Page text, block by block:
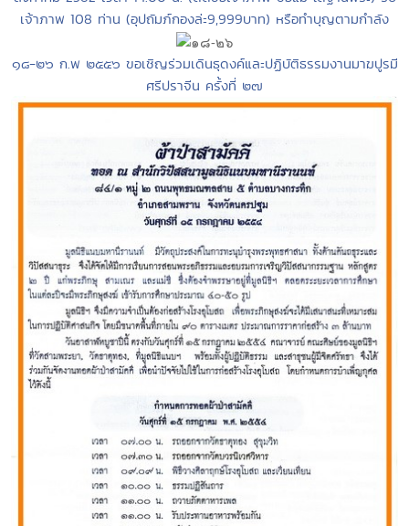
เจ้าภาพ 108 ท่าน (อุปถัมภ์กองล่ะ9,999บาท) หรือทำบุญตามกำลัง
๑๘-๒๖ ก.พ ๒๕๕๖ ขอเชิญร่วมเดินธุดงค์และปฏิบัติธรรมงานมาฆปูรมี
ศรีปราจีน ครั้งที่ ๒๗